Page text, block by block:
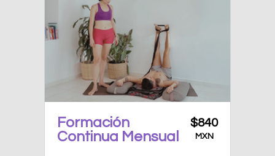
Formación
Continua Mensual
$840
MXN